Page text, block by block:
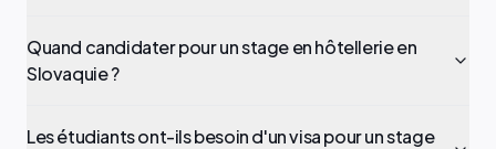
Quand candidater pour un stage en hôtellerie en
Slovaquie ?
Les étudiants ont-ils besoin d'un visa pour un stage